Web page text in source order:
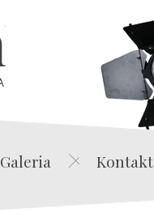
Edwin Film Agencja Aktorska
Galeria Kontakt